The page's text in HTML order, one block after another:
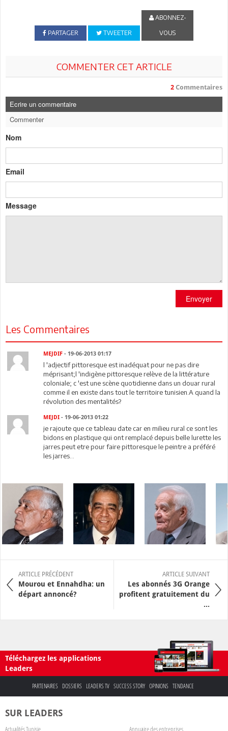
PARTAGER TWEETER
ABONNEZ-
VOUS
COMMENTER CET ARTICLE
2 Commentaires
Ecrire un commentaire
Commenter
Nom
Email
Message
Envoyer
Les Commentaires
MEJDIF - 19-06-2013 01:17
l 'adjectif pittoresque est inadéquat pour ne pas dire
méprisant;l 'indigène pittoresque relève de la littérature
coloniale; c 'est une scène quotidienne dans un douar rural
comme il en existe dans tout le territoire tunisien.A quand la
révolution des mentalités?
MEJDI - 19-06-2013 01:22
je rajoute que ce tableau date car en milieu rural ce sont les
bidons en plastique qui ont remplacé depuis belle lurette les
jarres.peut etre pour faire pittoresque le peintre a préféré
les jarres...
ARTICLE PRÉCÉDENT
Mourou et Ennahdha: un
départ annoncé?
ARTICLE SUIVANT
Les abonnés 3G Orange
profitent gratuitement du
...
Téléchargez les applications
Leaders
PARTENAIRES DOSSIERS LEADERS TV SUCCESS STORY OPINIONS TENDANCE
SUR LEADERS
Actualités Tunisie Annuaire des entreprises